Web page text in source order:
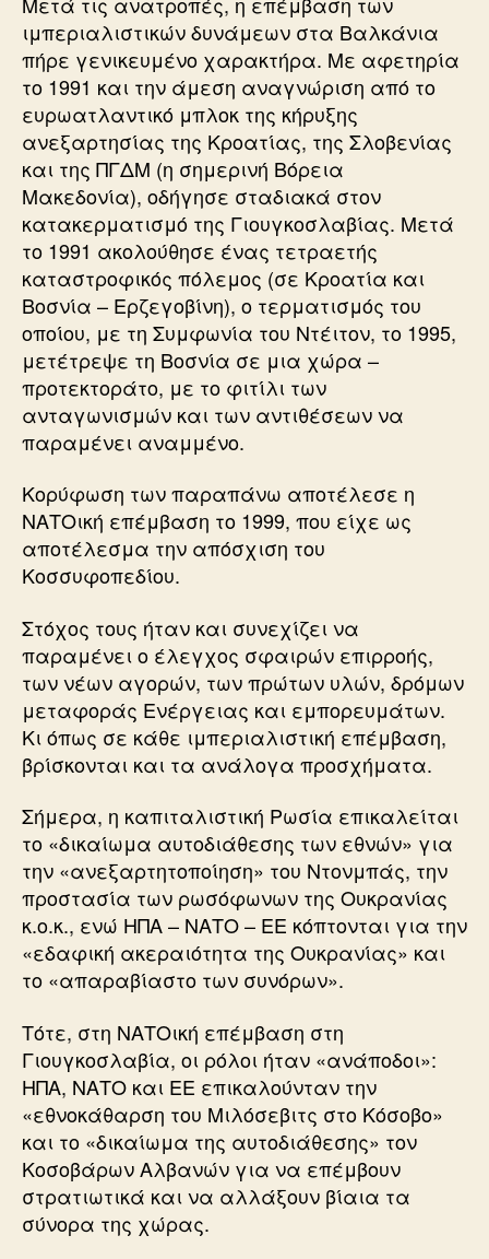
ιμπεριαλιστικών δυνάμεων στα Βαλκάνια
πήρε γενικευμένο χαρακτήρα. Με αφετηρία
το 1991 και την άμεση αναγνώριση από το
ευρωατλαντικό μπλοκ της κήρυξης
ανεξαρτησίας της Κροατίας, της Σλοβενίας
και της ΠΓΔΜ (η σημερινή Βόρεια
Μακεδονία), οδήγησε σταδιακά στον
κατακερματισμό της Γιουγκοσλαβίας. Μετά
το 1991 ακολούθησε ένας τετραετής
καταστροφικός πόλεμος (σε Κροατία και
Βοσνία – Ερζεγοβίνη), ο τερματισμός του
οποίου, με τη Συμφωνία του Ντέιτον, το 1995,
μετέτρεψε τη Βοσνία σε μια χώρα –
προτεκτοράτο, με το φιτίλι των
ανταγωνισμών και των αντιθέσεων να
παραμένει αναμμένο.
Κορύφωση των παραπάνω αποτέλεσε η
ΝΑΤΟική επέμβαση το 1999, που είχε ως
αποτέλεσμα την απόσχιση του
Κοσσυφοπεδίου.
Στόχος τους ήταν και συνεχίζει να
παραμένει ο έλεγχος σφαιρών επιρροής,
των νέων αγορών, των πρώτων υλών, δρόμων
μεταφοράς Ενέργειας και εμπορευμάτων.
Κι όπως σε κάθε ιμπεριαλιστική επέμβαση,
βρίσκονται και τα ανάλογα προσχήματα.
Σήμερα, η καπιταλιστική Ρωσία επικαλείται
το «δικαίωμα αυτοδιάθεσης των εθνών» για
την «ανεξαρτητοποίηση» του Ντονμπάς, την
προστασία των ρωσόφωνων της Ουκρανίας
κ.ο.κ., ενώ ΗΠΑ – ΝΑΤΟ – ΕΕ κόπτονται για την
«εδαφική ακεραιότητα της Ουκρανίας» και
το «απαραβίαστο των συνόρων».
Τότε, στη ΝΑΤΟική επέμβαση στη
Γιουγκοσλαβία, οι ρόλοι ήταν «ανάποδοι»:
ΗΠΑ, ΝΑΤΟ και ΕΕ επικαλούνταν την
«εθνοκάθαρση του Μιλόσεβιτς στο Κόσοβο»
και το «δικαίωμα της αυτοδιάθεσης» τον
Κοσοβάρων Αλβανών για να επέμβουν
στρατιωτικά και να αλλάξουν βίαια τα
σύνορα της χώρας.